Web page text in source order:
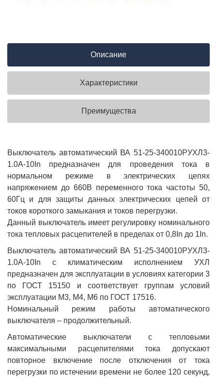
Описание
Характеристики
Преимущества
Выключатель автоматический ВА 51-25-340010РУХЛ3-
1.0А-10In предназначен для проведения тока в
нормальном режиме в электрических цепях
напряжением до 660В переменного тока частоты 50,
60Гц и для защиты данных электрических цепей от
токов короткого замыкания и токов перегрузки.
Данный выключатель имеет регулировку номинального
тока тепловых расцепителей в пределах от 0,8In до 1In.
Выключатель автоматический ВА 51-25-340010РУХЛ3-
1.0А-10In с климатическим исполнением УХЛ
предназначен для эксплуатации в условиях категории 3
по ГОСТ 15150 и соответствует группам условий
эксплуатации М3, М4, М6 по ГОСТ 17516.
Номинальный режим работы автоматического
выключателя – продолжительный.
Автоматические выключатели с тепловыми
максимальными расцепителями тока допускают
повторное включение после отключения от тока
перегрузки по истечении времени не более 120 секунд,